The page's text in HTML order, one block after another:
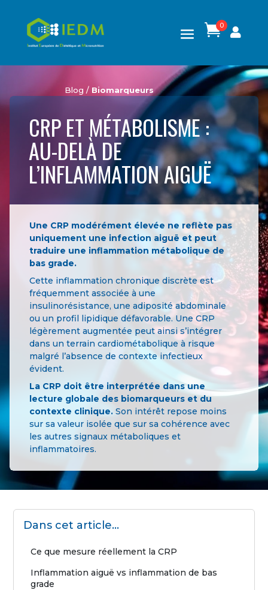
0

Blog / Biomarqueurs
CRP ET MÉTABOLISME :
AU-DELÀ DE
L’INFLAMMATION AIGUË
Une CRP modérément élevée ne reflète pas
uniquement une infection aiguë et peut
traduire une inflammation métabolique de
bas grade.
Cette inflammation chronique discrète est
fréquemment associée à une
insulinorésistance, une adiposité abdominale
ou un profil lipidique défavorable. Une CRP
légèrement augmentée peut ainsi s’intégrer
dans un terrain cardiométabolique à risque
malgré l’absence de contexte infectieux
évident.
La CRP doit être interprétée dans une
lecture globale des biomarqueurs et du
contexte clinique. Son intérêt repose moins
sur sa valeur isolée que sur sa cohérence avec
les autres signaux métaboliques et
inflammatoires.
Dans cet article...
Ce que mesure réellement la CRP
Inflammation aiguë vs inflammation de bas
grade